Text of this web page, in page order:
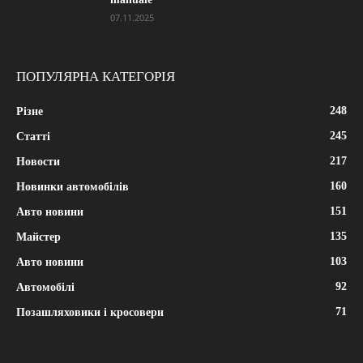
07.11.2025
ПОПУЛЯРНА КАТЕГОРІЯ
Різне 248
Статті 245
Новости 217
Новинки автомобілів 160
Авто новини 151
Майстер 135
Авто новини 103
Автомобілі 92
Позашляховики і кросовери 71